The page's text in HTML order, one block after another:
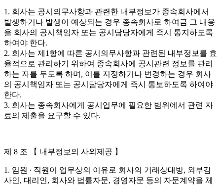
1. 회사는 공시의무사항과 관련한 내부정보가 종속회사에서
발생하거나 발생이 예상되는 경우 종속회사로 하여금 그 내용
을 회사의 공시책임자 또는 공시담당자에게 즉시 통지하도록
하여야 한다.
2. 회사는 제1항에 따른 공시의무사항과 관련된 내부정보를 효
율적으로 관리하기 위하여 종속회사에 공시관련 정보를 관리
하는 자를 두도록 하며, 이를 지정하거나 변경하는 경우 회사
의 공시책임자 또는 공시담당자에게 즉시 통보하도록 하여야
한다.
3. 회사는 종속회사에게 공시업무에 필요한 범위에서 관련 자
료의 제출을 요구할 수 있다.
제 8 조 【 내부정보의 사외제공 】
1. 임원 ∙ 직원이 업무상의 이유로 회사의 거래상대방, 외부감
사인, 대리인, 회사와 법률자문, 경영자문 등의 자문계약을 체